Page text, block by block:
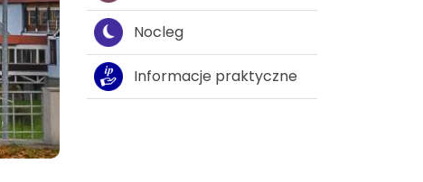
Nocleg
Informacje praktyczne